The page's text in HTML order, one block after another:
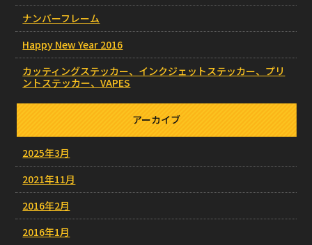
ナンバーフレーム
Happy New Year 2016
カッティングステッカー、インクジェットステッカー、プリ
ントステッカー、VAPES
アーカイブ
2025年3月
2021年11月
2016年2月
2016年1月